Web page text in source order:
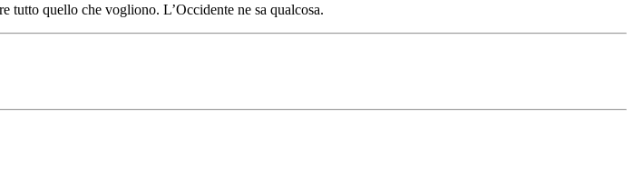
tutto quello che vogliono. L’Occidente ne sa qualcosa.